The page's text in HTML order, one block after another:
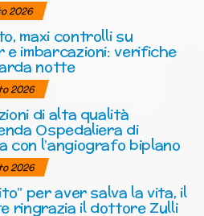
2026
maxi controlli su
imbarcazioni: verifiche
notte
2026
di alta qualità
Ospedaliera di
con l’angiografo biplano
2026
per aver salva la vita, il
ringrazia il dottore Zulli